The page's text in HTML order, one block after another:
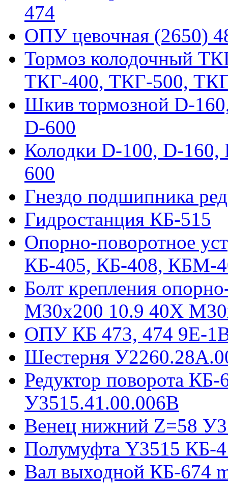
474
ОПУ цевочная (2650)
Тормоз колодочный
ТКГ-400, ТКГ-500,
Шкив тормозной D-
D-600
Колодки D-100, D-
600
Гнездо подшипника
Гидростанция КБ-515
Опорно-поворотное
КБ-405, КБ-408, КБМ-
Болт крепления
М30х200 10.9 40Х
ОПУ КБ 473, 474 9E-
Шестерня
Редуктор поворота КБ-
У3515.41.00.006В
Венец нижний Z=58
Полумуфта Y3515 КБ-
Вал выходной КБ-674